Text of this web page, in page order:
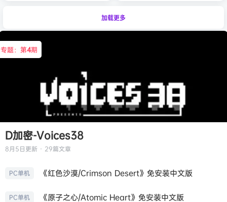
加载更多
专题：第4期
D加密-Voices38
8月5日更新 · 29篇文章
PC单机 《红色沙漠/Crimson Desert》免安装中文版
PC单机 《原子之心/Atomic Heart》免安装中文版